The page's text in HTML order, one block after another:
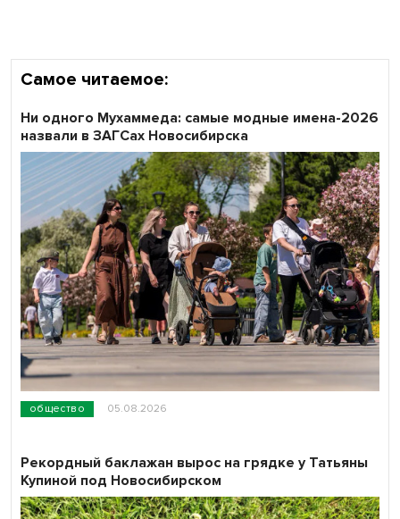
Самое читаемое:
общество 05.08.2026
Ни одного Мухаммеда: самые модные имена-2026
назвали в ЗАГСах Новосибирска
Рекордный баклажан вырос на грядке у Татьяны
Купиной под Новосибирском